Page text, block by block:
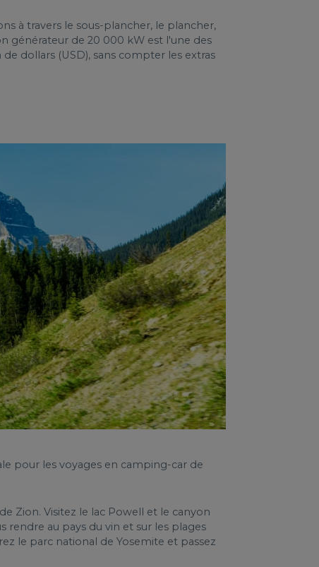
à travers le sous-plancher, le plancher,
générateur de 20 000 kW est l'une des
dollars (USD), sans compter les extras
pour les voyages en camping-car de
Zion. Visitez le lac Powell et le canyon
rendre au pays du vin et sur les plages
le parc national de Yosemite et passez